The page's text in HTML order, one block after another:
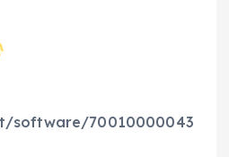
software/70010000043